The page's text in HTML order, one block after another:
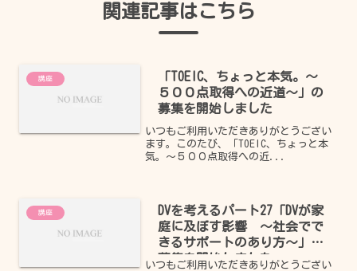
関連記事はこちら
講座
「TOEIC、ちょっと本気。～
５００点取得への近道～」の
募集を開始しました
いつもご利用いただきありがとうござい
ます。このたび、「TOEIC、ちょっと本
気。～５００点取得への近...
講座
DVを考えるパート27「DVが家
庭に及ぼす影響 ～社会でで
きるサポートのあり方～」の
募集を開始しました
いつもご利用いただきありがとうござい